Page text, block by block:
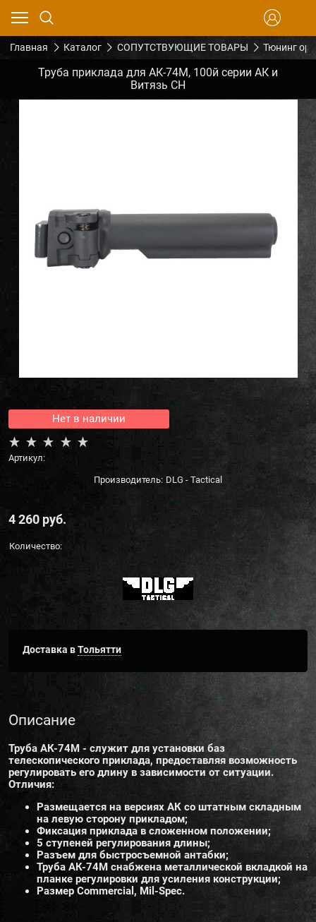
Главная Каталог СОПУТСТВУЮЩИЕ ТОВАРЫ Тюнинг
Труба приклада для АК-74М, 100й серии АК и
Витязь СН
Нет в наличии
Артикул:
Производитель: DLG - Tactical
4 260 руб.
Количество:
Доставка вТольятти
Описание
Труба АК-74М - служит для установки баз
телескопического приклада, предоставляя возможность
регулировать его длину в зависимости от ситуации.
Отличия:
Размещается на версиях АК со штатным складным
на левую сторону прикладом;
Фиксация приклада в сложенном положении;
5 ступеней регулирования длины;
Разъем для быстросъемной антабки;
Труба АК-74М снабжена металлической вкладкой на
планке регулировки для усиления конструкции;
Размер Commercial, Mil-Spec.